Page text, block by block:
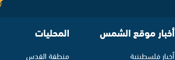
أخبار موقع الشمس
أخبار فلسطينية
المحليات
منطقة القدس